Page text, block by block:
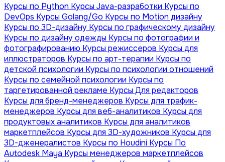
Курсы по Python Курсы Java-разработки Курсы по
DevOps Курсы Golang/Go Курсы по Motion дизайну
Курсы по 3D-дизайну Курсы по графическому дизайну
Курсы по дизайну одежды Курсы по фотографии и
фотографированию Курсы режиссеров Курсы для
иллюстраторов Курсы по арт-терапии Курсы по
детской психологии Курсы по психологии отношений
Курсы по семейной психологии Курсы по
таргетированной рекламе Курсы Для редакторов
Курсы для бренд-менеджеров Курсы для трафик-
менеджеров Курсы для веб-аналитиков Курсы для
продуктовых аналитиков Курсы для аналитиков
маркетплейсов Курсы для 3D-художников Курсы для
3D-дженералистов Курсы по Houdini Курсы По
Autodesk Maya Курсы менеджеров маркетплейсов